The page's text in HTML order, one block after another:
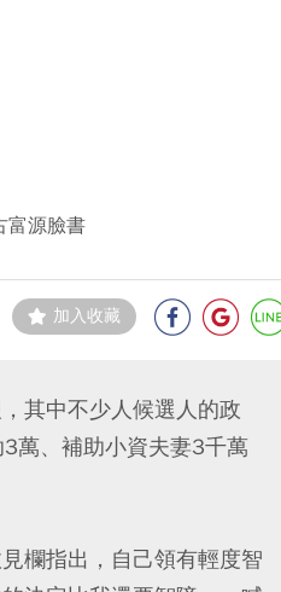
富源臉書
加入收藏
其中不少人候選人的政
萬、補助小資夫妻3千萬
欄指出，自己領有輕度智